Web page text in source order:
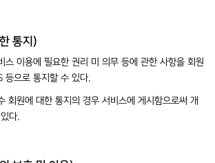
통지)
스 이용에 필요한 권리 미 의무 등에 관한 사항을 회원
등으로 통지할 수 있다.
회원에 대한 통지의 경우 서비스에 게시함으로써 개
다.